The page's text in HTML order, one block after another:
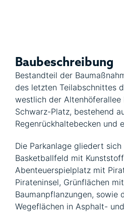
Baubeschreibung
Bestandteil der
des letzten Teilabschnittes
westlich der Altenhöferallee
Schwarz-Platz, bestehend
Regenrückhaltebecken und
Die Parkanlage gliedert sich
Basketballfeld mit
Abenteuerspielplatz mit
Pirateninsel, Grünflächen
Baumanpflanzungen, sowie
Wegeflächen in Asphalt-